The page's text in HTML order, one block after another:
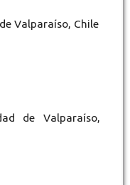
Valparaíso, Chile
de Valparaíso,